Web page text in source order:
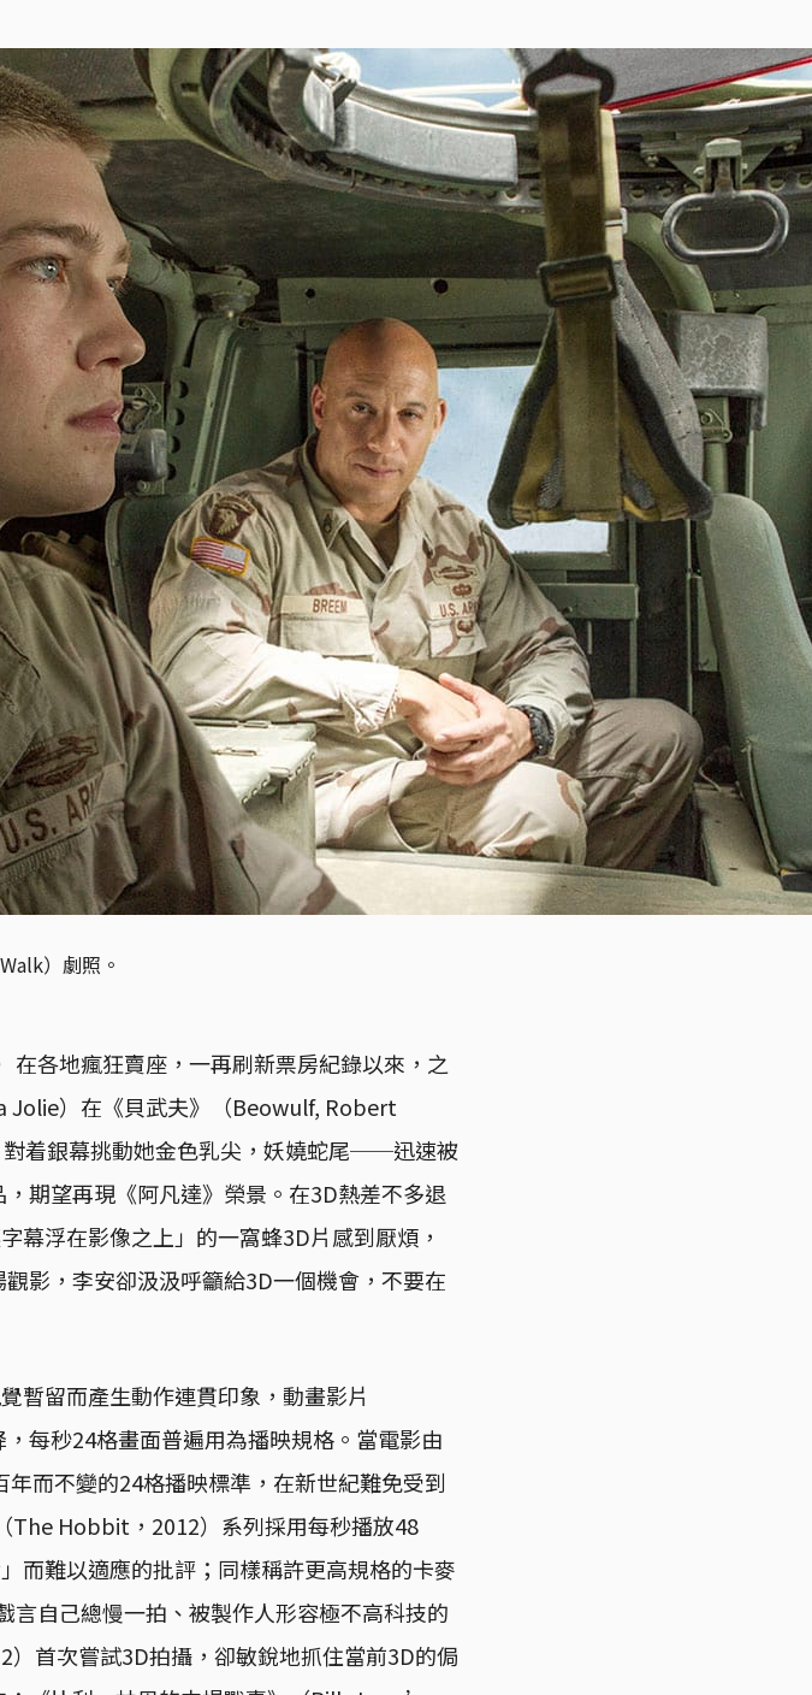
）劇照。
各地瘋狂賣座，一再刷新票房紀錄以來，之
）在《貝武夫》（Beowulf, Robert
着銀幕挑動她金色乳尖，妖嬈蛇尾──迅速被
期望再現《阿凡達》榮景。在3D熱差不多退
幕浮在影像之上」的一窩蜂3D片感到厭煩，
影，李安卻汲汲呼籲給3D一個機會，不要在
暫留而產生動作連貫印象，動畫影片
每秒24格畫面普遍用為播映規格。當電影由
而不變的24格播映標準，在新世紀難免受到
The Hobbit，2012）系列採用每秒播放48
而難以適應的批評；同樣稱許更高規格的卡麥
自己總慢一拍、被製作人形容極不高科技的
首次嘗試3D拍攝，卻敏銳地抓住當前3D的侷